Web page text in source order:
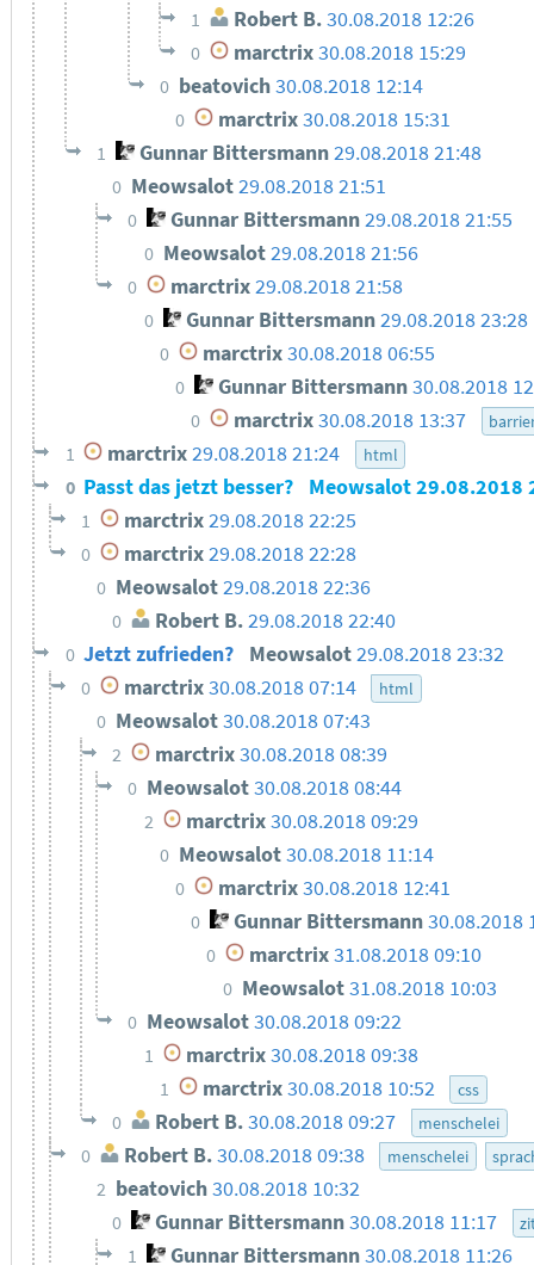
1 Robert B.30.08.2018 12:26
0 marctrix30.08.2018 15:29
0 beatovich30.08.2018 12:14
0 marctrix30.08.2018 15:31
1 Gunnar Bittersmann29.08.2018 21:48
0 Meowsalot29.08.2018 21:51
0 Gunnar Bittersmann29.08.2018 21:55
0 Meowsalot29.08.2018 21:56
0 marctrix29.08.2018 21:58
0 Gunnar Bittersmann29.08.2018 23:28
0 marctrix 30.08.2018 06:55
0 Gunnar Bittersmann30.08.2018
0 marctrix30.08.2018 13:37
1 marctrix29.08.2018 21:24 html
0 Passt das jetzt besser? Meowsalot29.08.2018
1 marctrix 29.08.2018 22:25
0 marctrix 29.08.2018 22:28
0 Meowsalot29.08.2018 22:36
0 Robert B.29.08.2018 22:40
0 Jetzt zufrieden? Meowsalot29.08.2018 23:32
0 marctrix 30.08.2018 07:14 html
0 Meowsalot30.08.2018 07:43
2 marctrix30.08.2018 08:39
0 Meowsalot30.08.2018 08:44
2 marctrix30.08.2018 09:29
0 Meowsalot30.08.2018 11:14
0 marctrix30.08.2018 12:41
0 Gunnar Bittersmann30.08.2018
0 marctrix31.08.2018 09:10
0 Meowsalot31.08.2018 10:03
0 Meowsalot30.08.2018 09:22
1 marctrix30.08.2018 09:38
1 marctrix 30.08.2018 10:52 css
0 Robert B.30.08.2018 09:27 menschelei
0 Robert B. 30.08.2018 09:38 menschelei
2 beatovich30.08.2018 10:32
0 Gunnar Bittersmann30.08.2018 11:17
1 Gunnar Bittersmann30.08.2018 11:26